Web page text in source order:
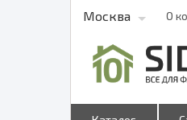
Москва О